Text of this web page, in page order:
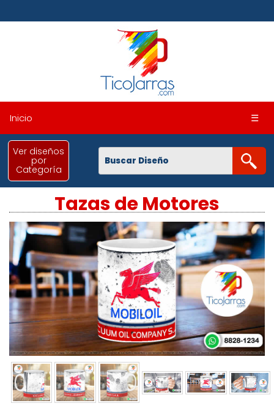
Inicio ☰
Ver diseños
por
Categoría
Tazas de Motores